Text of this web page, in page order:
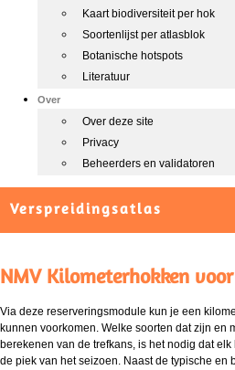
Kaart biodiversiteit per hok
Soortenlijst per atlasblok
Botanische hotspots
Literatuur
Over
Over deze site
Privacy
Beheerders en validatoren
Verspreidingsatlas
NMV Kilometerhokken
Via deze reserveringsmodule kun je een
kunnen voorkomen. Welke soorten dat zijn
berekenen van de trefkans, is het nodig dat
de piek van het seizoen. Naast de typische